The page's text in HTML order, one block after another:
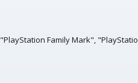
"PlayStation Family Mark",